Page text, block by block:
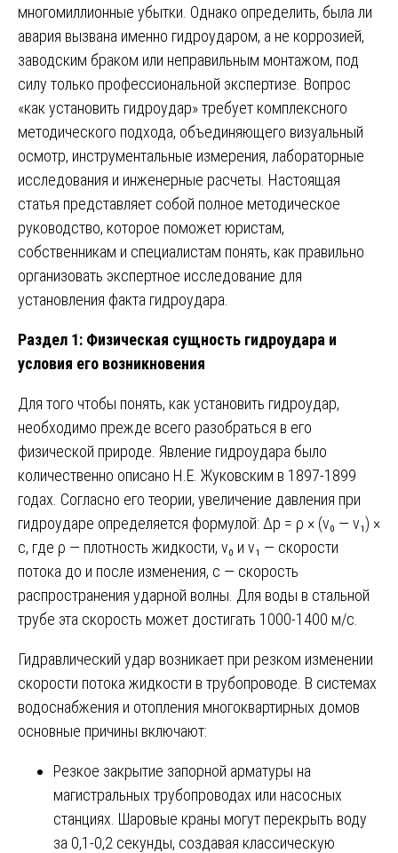
многомиллионные убытки. Однако определить, была ли
авария вызвана именно гидроударом, а не коррозией,
заводским браком или неправильным монтажом, под
силу только профессиональной экспертизе. Вопрос
«как установить гидроудар» требует комплексного
методического подхода, объединяющего визуальный
осмотр, инструментальные измерения, лабораторные
исследования и инженерные расчеты. Настоящая
статья представляет собой полное методическое
руководство, которое поможет юристам,
собственникам и специалистам понять, как правильно
организовать экспертное исследование для
установления факта гидроудара.
Раздел 1: Физическая сущность гидроудара и
условия его возникновения
Для того чтобы понять, как установить гидроудар,
необходимо прежде всего разобраться в его
физической природе. Явление гидроудара было
количественно описано Н.Е. Жуковским в 1897-1899
годах. Согласно его теории, увеличение давления при
гидроударе определяется формулой: Δp = ρ × (v₀ — v₁) ×
c, где ρ — плотность жидкости, v₀ и v₁ — скорости
потока до и после изменения, с — скорость
распространения ударной волны. Для воды в стальной
трубе эта скорость может достигать 1000-1400 м/с.
Гидравлический удар возникает при резком изменении
скорости потока жидкости в трубопроводе. В системах
водоснабжения и отопления многоквартирных домов
основные причины включают:
Резкое закрытие запорной арматуры на
магистральных трубопроводах или насосных
станциях. Шаровые краны могут перекрыть воду
за 0,1-0,2 секунды, создавая классическую